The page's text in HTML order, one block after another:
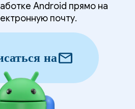
Android прямо на
почту.
наmail